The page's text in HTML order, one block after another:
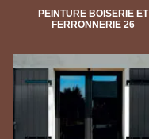
PEINTURE BOISERIE ET
FERRONNERIE 26